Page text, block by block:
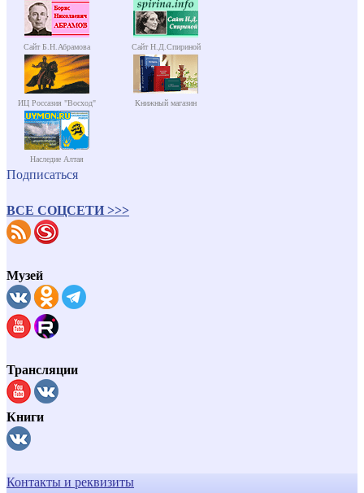
Сайт Б.Н.Абрамова Сайт Н.Д.Спириной
ИЦ Россазия "Восход" Книжный магазин
Наследие Алтая
Подписаться
ВСЕ СОЦСЕТИ >>>
Музей
Трансляции
Книги
Контакты и реквизиты